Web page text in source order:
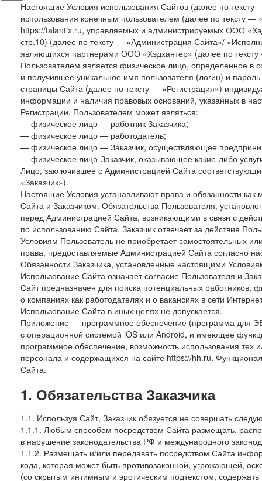
Настоящие Условия использования Сайтов (далее по
использования конечным пользователем (далее по тексту
https://talantix.ru, управляемых и администрируемых ООО
стр.10) (далее по тексту — «Администрация Сайта»/
являющихся партнерами ООО «Хэдхантер» (далее по
Пользователем является физическое лицо, определенное в
и получившее уникальное имя пользователя (логин) и
страницы Сайта (далее по тексту — «Регистрация»)
информации и наличия правовых оснований, указанных в
Регистрации. Пользователем может являться:
— физическое лицо — работник Заказчика;
— физическое лицо — работодатель;
— физическое лицо — Заказчик, осуществляющее
— физическое лицо-Заказчик, оказывающее какие-либо
Лицо, заключившее с Администрацией Сайта
«Заказчик»).
Настоящие Условия устанавливают права и обязанности
Сайта и Заказчиком. Обязательства Пользователя,
перед Администрацией Сайта, возникающими в связи с
по использованию Сайта. Заказчик отвечает за действия
Условиям Пользователь не приобретает самостоятельных
права, предоставляемые Администрацией Сайта согласно
Обязанности Заказчика, установленные настоящими
Использование Сайта означает согласие Пользователя и
Сайт предназначен для поиска потенциальных
о компаниях как работодателях и о вакансиях в сети
Использование Сайта в иных целях не допускается.
Приложение — программное обеспечение (программа для
с операционной системой iOS или Android, и имеющее
программное обеспечение, возможность использования
персонала и содержащихся на сайте https://hh.ru.
Сайта.
1. Обязательства Заказчика
1.1. Используя Сайт, Заказчик обязуется не совершать
1.1.1. Любым способом посредством Сайта размещать,
в нарушение законодательства РФ и международного
1.1.2. Размещать и/или передавать посредством Сайта
кода, которая может быть противозаконной, угрожающей,
(со скрытым интимным и эротическим подтекстом,